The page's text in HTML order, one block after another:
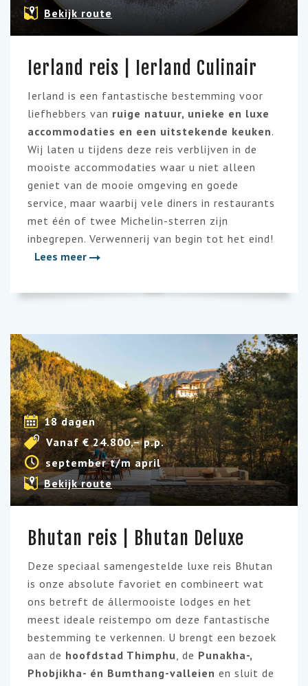
Bekijk route
Ierland reis | Ierland Culinair
Ierland is een fantastische bestemming voor
liefhebbers van ruige natuur, unieke en luxe
accommodaties en een uitstekende keuken.
Wij laten u tijdens deze reis verblijven in de
mooiste accommodaties waar u niet alleen
geniet van de mooie omgeving en goede
service, maar waarbij vele diners in restaurants
met één of twee Michelin-sterren zijn
inbegrepen. Verwennerij van begin tot het eind!
Lees meer
18 dagen
Vanaf € 24.800,– p.p.
september t/m april
Bekijk route
Bhutan reis | Bhutan Deluxe
Deze speciaal samengestelde luxe reis Bhutan
is onze absolute favoriet en combineert wat
ons betreft de állermooiste lodges en het
meest ideale reistempo om deze fantastische
bestemming te verkennen. U brengt een bezoek
aan de hoofdstad Thimphu, de Punakha-,
Phobjikha- én Bumthang-valleien en sluit de